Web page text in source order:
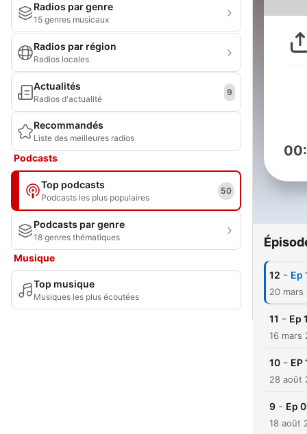
Radios par genre
15 genres musicaux
Radios par région
Radios locales
Actualités
Radios d'actualité
9
Recommandés
Liste des meilleures radios
Podcasts
Top podcasts
Podcasts les plus populaires
50
Podcasts par genre
18 genres thématiques
Musique
Top musique
Musiques les plus écoutées
12 - Ep
20 mars
11 - Ep
16 mars
10 - EP
28 août
9 - Ep
18 août